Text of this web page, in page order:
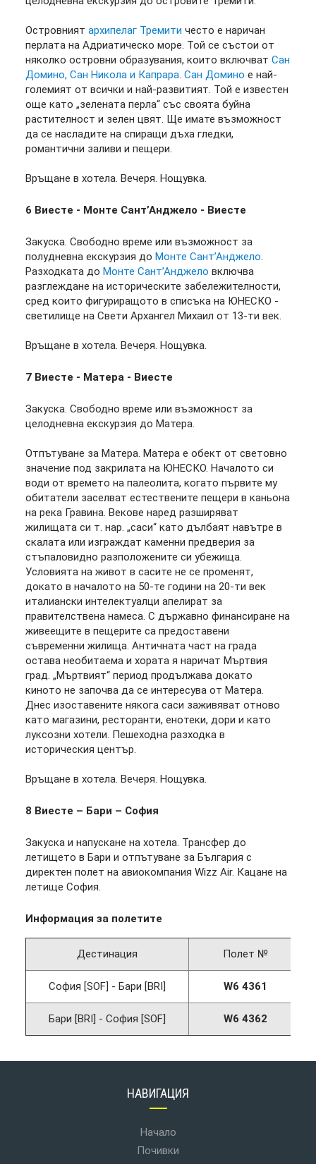
Островният архипелаг Тремити често е наричан
перлата на Адриатическо море. Той се състои от
няколко островни образувания, които включват Сан
Домино, Сан Никола и Капрара. Сан Домино е най-
големият от всички и най-развитият. Той е известен
още като „зелената перла“ със своята буйна
растителност и зелен цвят. Ще имате възможност
да се насладите на спиращи дъха гледки,
романтични заливи и пещери.
Връщане в хотела. Вечеря. Нощувка.
6 Виесте - Монте Сант’Анджело - Виесте
Закуска. Свободно време или възможност за
полудневна екскурзия до Монте Сант’Анджело.
Разходката до Монте Сант’Анджело включва
разглеждане на историческите забележителности,
сред които фигуриращото в списъка на ЮНЕСКО -
светилище на Свети Архангел Михаил от 13-ти век.
Връщане в хотела. Вечеря. Нощувка.
7 Виесте - Матера - Виесте
Закуска. Свободно време или възможност за
целодневна екскурзия до Матера.
Отпътуване за Матера. Матера е обект от световно
значение под закрилата на ЮНЕСКО. Началото си
води от времето на палеолита, когато първите му
обитатели заселват естествените пещери в каньона
на река Гравина. Векове наред разширяват
жилищата си т. нар. „саси“ като дълбаят навътре в
скалата или изграждат каменни предверия за
стъпаловидно разположените си убежища.
Условията на живот в сасите не се променят,
докато в началото на 50-те години на 20-ти век
италиански интелектуалци апелират за
правителствена намеса. С държавно финансиране на
живеещите в пещерите са предоставени
съвременни жилища. Античната част на града
остава необитаема и хората я наричат Мъртвия
град. „Мъртвият“ период продължава докато
киното не започва да се интересува от Матера.
Днес изоставените някога саси заживяват отново
като магазини, ресторанти, енотеки, дори и като
луксозни хотели. Пешеходна разходка в
историческия център.
Връщане в хотела. Вечеря. Нощувка.
8 Виесте – Бари – София
Закуска и напускане на хотела. Трансфер до
летището в Бари и отпътуване за България с
директен полет на авиокомпания Wizz Аir. Кацане на
летище София.
Информация за полетите
Дестинация Полет №
София [SOF] - Бари [BRI] W6 4361
Бари [BRI] - София [SOF] W6 4362
НАВИГАЦИЯ
Начало
Почивки